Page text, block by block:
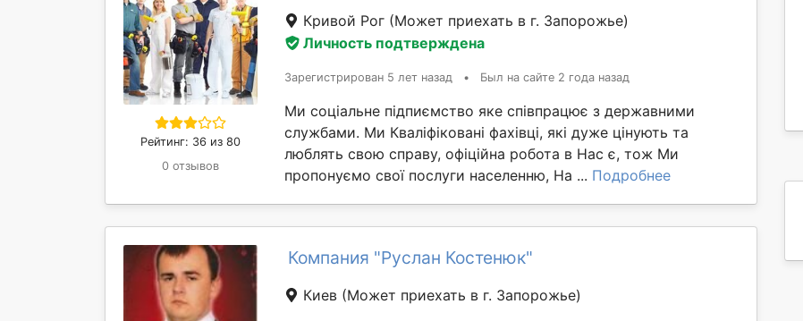
Рейтинг: 36 из 80
0 отзывов
Кривой Рог (Может приехать в г. Запорожье)
Личность подтверждена
Зарегистрирован 5 лет назад • Был на сайте 2 года назад
Ми соціальне підпиємство яке співпрацює з державними
службами. Ми Кваліфіковані фахівці, які дуже цінують та
люблять свою справу, офіційна робота в Нас є, тож Ми
пропонуємо свої послуги населенню, На ... Подробнее
Компания "Руслан Костенюк"
Киев (Может приехать в г. Запорожье)